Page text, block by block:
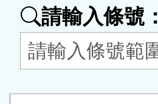
按
鈕
請輸入條號：